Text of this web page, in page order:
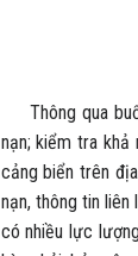
Thông qua
nạn; kiểm tra
cảng biển trên
nạn, thông tin
có nhiều lực